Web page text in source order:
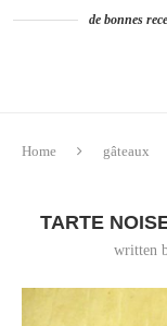
de bonnes
Home gâteaux
TARTE
written